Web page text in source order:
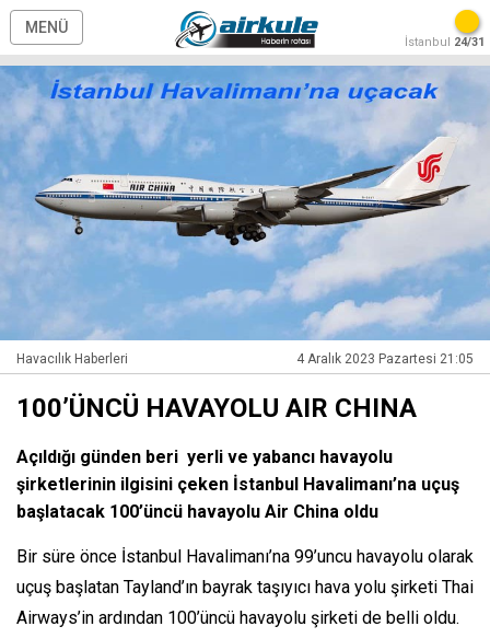
MENÜ
İstanbul 24/31
Havacılık Haberleri 4 Aralık 2023 Pazartesi 21:05
100’ÜNCÜ HAVAYOLU AIR CHINA
Açıldığı günden beri yerli ve yabancı havayolu
şirketlerinin ilgisini çeken İstanbul Havalimanı’na uçuş
başlatacak 100’üncü havayolu Air China oldu
Bir süre önce İstanbul Havalimanı’na 99’uncu havayolu olarak
uçuş başlatan Tayland’ın bayrak taşıyıcı hava yolu şirketi Thai
Airways’in ardından 100’üncü havayolu şirketi de belli oldu.